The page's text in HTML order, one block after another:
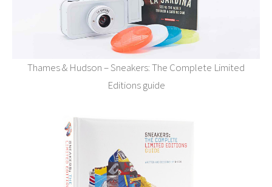
Thames & Hudson – Sneakers: The Complete Limited
Editions guide